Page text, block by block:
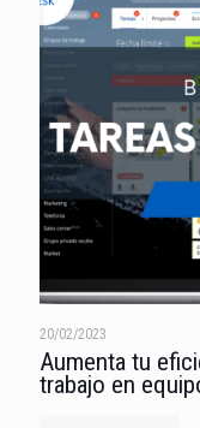
20/02/2023
Aumenta tu
trabajo en